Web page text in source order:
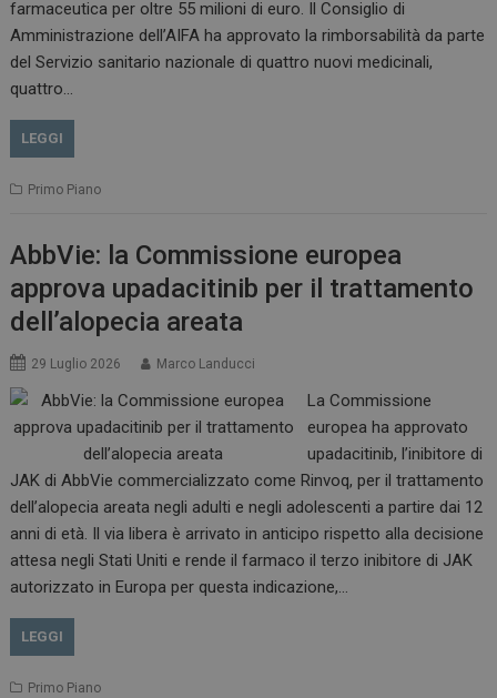
farmaceutica per oltre 55 milioni di euro. Il Consiglio di
Amministrazione dell’AIFA ha approvato la rimborsabilità da parte
del Servizio sanitario nazionale di quattro nuovi medicinali,
quattro…
LEGGI
Primo Piano
AbbVie: la Commissione europea
approva upadacitinib per il trattamento
dell’alopecia areata
29 Luglio 2026 Marco Landucci
La Commissione
europea ha approvato
upadacitinib, l’inibitore di
JAK di AbbVie commercializzato come Rinvoq, per il trattamento
dell’alopecia areata negli adulti e negli adolescenti a partire dai 12
anni di età. Il via libera è arrivato in anticipo rispetto alla decisione
attesa negli Stati Uniti e rende il farmaco il terzo inibitore di JAK
autorizzato in Europa per questa indicazione,…
LEGGI
Primo Piano
VISITOR_INFO1_LIVE
Google LLC
.youtube.com
5